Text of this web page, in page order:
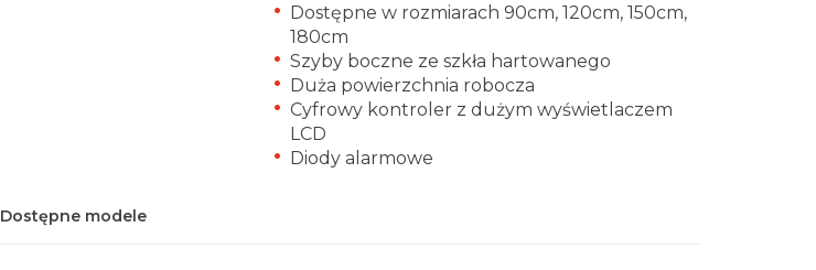
Dostępne w rozmiarach 90cm, 120cm, 150cm,
180cm
Szyby boczne ze szkła hartowanego
Duża powierzchnia robocza
Cyfrowy kontroler z dużym wyświetlaczem
LCD
Diody alarmowe
Dostępne modele